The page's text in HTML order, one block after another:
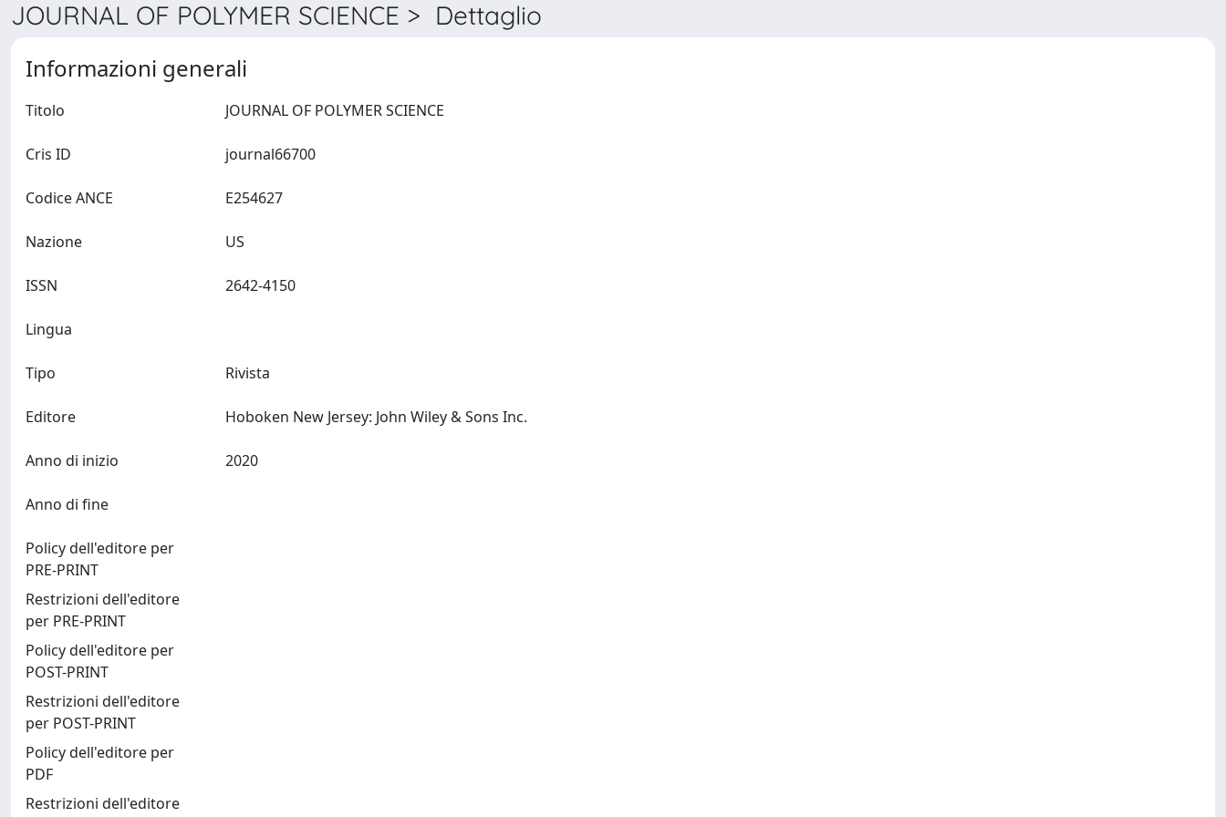
JOURNAL OF POLYMER SCIENCE > Dettaglio
Informazioni generali
Titolo
Cris ID
Codice ANCE
Nazione
ISSN
Lingua
Tipo Rivista
Editore
Anno di inizio
Anno di fine
Policy dell'editore per
PRE-PRINT
Restrizioni dell'editore
per PRE-PRINT
Policy dell'editore per
POST-PRINT
Restrizioni dell'editore
per POST-PRINT
Policy dell'editore per
PDF
Restrizioni dell'editore